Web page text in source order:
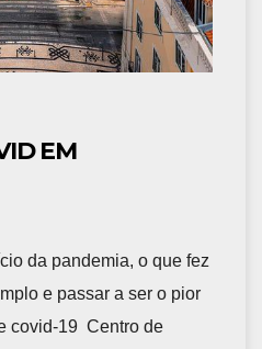
EM
da pandemia, o que fez
e passar a ser o pior
covid-19 Centro de